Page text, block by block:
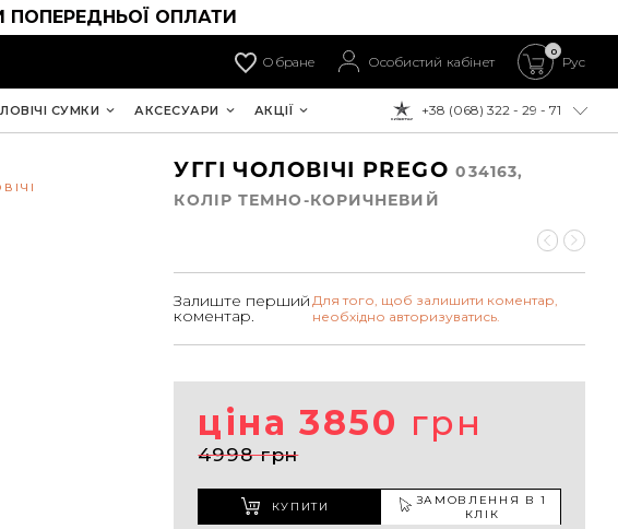
ОПЛАТИ
Обране Особистий кабінет
0
Рус
ДО ОПЛАТИ:
+38 (068) 322 - 29 - 71
СУМКИ АКСЕСУАРИ АКЦІЇ
УГГІ ЧОЛОВІЧІ PREGO034163,
КОЛIР ТЕМНО-КОРИЧНЕВИЙ
Залиште перший
коментар.
Для того, щоб залишити коментар,
необхідно авторизуватись.
ціна 3850 грн
4998 грн
КУПИТИ
ЗАМОВЛЕННЯ В 1
КЛІК